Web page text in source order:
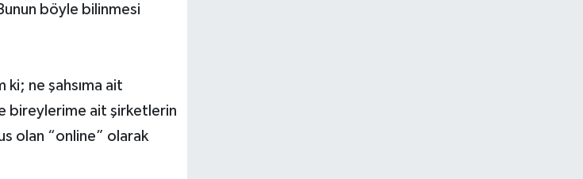
böyle bilinmesi
ne şahsıma ait
bireylerime ait şirketlerin
olan “online” olarak